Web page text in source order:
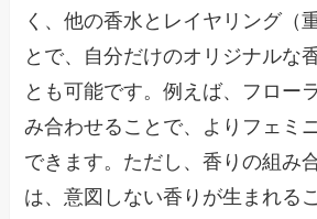
く、他の香水とレイヤリング（
とで、自分だけのオリジナルな
とも可能です。例えば、フロー
み合わせることで、よりフェミ
できます。ただし、香りの組み
は、意図しない香りが生まれる